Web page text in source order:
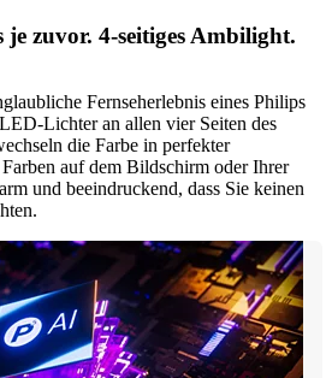
je zuvor. 4-seitiges Ambilight.
Fernseherlebnis eines Philips
Lichter an allen vier Seiten des
die Farbe in perfekter
auf dem Bildschirm oder Ihrer
und beeindruckend, dass Sie keinen